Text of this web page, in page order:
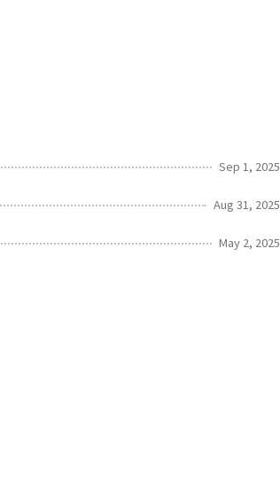
Sep 1, 2025
Aug 31, 2025
May 2, 2025